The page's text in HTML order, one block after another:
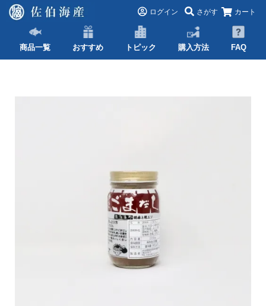
商品一覧 おすすめ トピック 購入方法 FAQ
ログイン さがす カート